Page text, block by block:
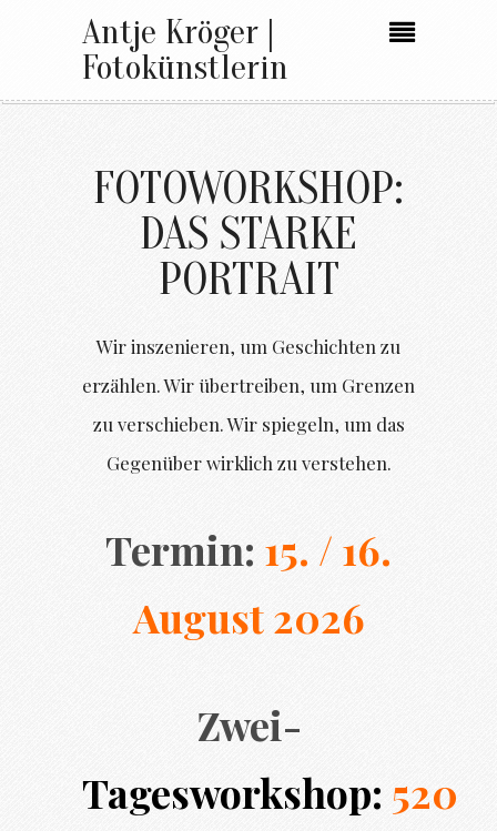
Antje Kröger |
Fotokünstlerin
FOTOWORKSHOP:
DAS STARKE
PORTRAIT
Wir inszenieren, um Geschichten zu
erzählen. Wir übertreiben, um Grenzen
zu verschieben. Wir spiegeln, um das
Gegenüber wirklich zu verstehen.
Termin: 15. / 16.
August 2026
Zwei-
Tagesworkshop: 520